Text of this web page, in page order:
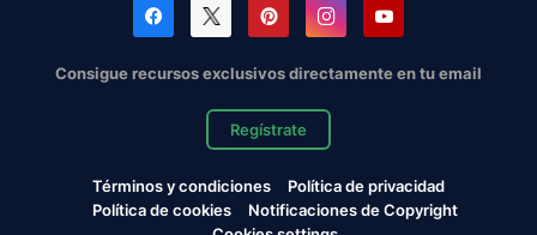
Consigue recursos exclusivos directamente en tu email
Regístrate
Términos y condiciones
Política de privacidad
Política de cookies
Notificaciones de Copyright